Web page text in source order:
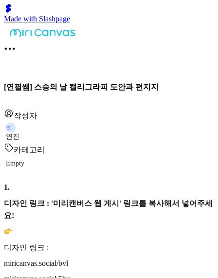
Made with Slashpage
[연필쌤] 스승의 날 캘리그라피 도안과 편지지
작성자
연
연진
카테고리
Empty
1.
디자인 링크 : '미리캔버스 웹 게시' 링크를 복사해서 넣어주세
요!
디자인 링크 :
miricanvas.social/bvl